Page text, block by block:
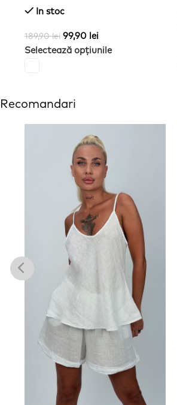
In stoc
189,90lei 99,90 lei
Selectează opțiunile
Recomandari